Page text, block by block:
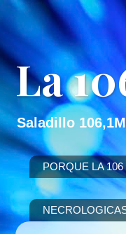
La
Saladillo
PORQUE LA